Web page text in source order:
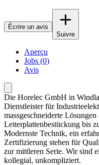
Écrire un avis
Suivre
Aperçu
Jobs (0)
Avis
Die Horelec GmbH in
Dienstleister für
massgeschneiderte
Leiterplattenbestückung bis
Modernste Technik, ein
Zertifizierung stehen für
zur mittleren Serie. Wir sind
kollegial, unkompliziert.